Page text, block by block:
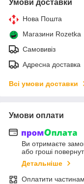
Умови доставки
Нова Пошта
Магазини Rozetka
Самовивіз
Адресна доставка
Всі умови доставки
Умови оплати
Ви отримаєте
або гроші
Детальніше
Оплатити